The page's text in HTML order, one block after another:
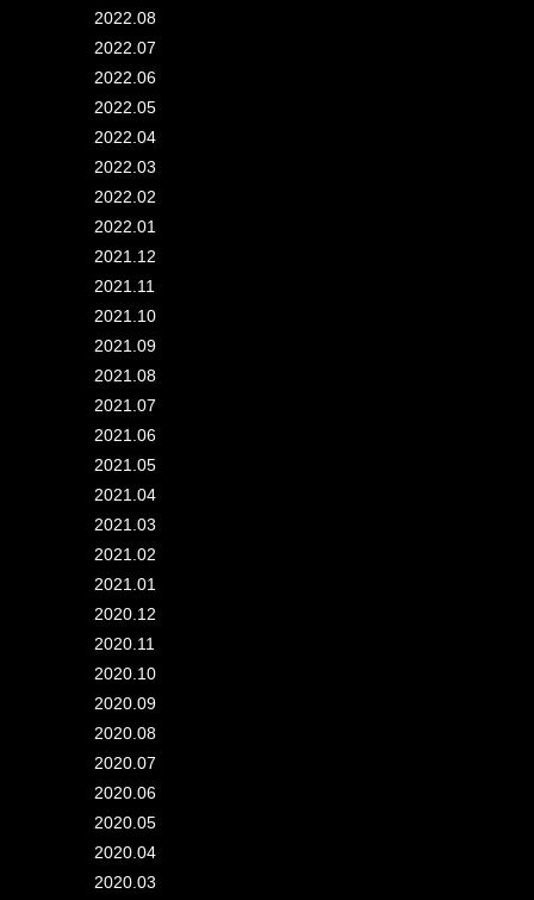
2022.08
2022.07
2022.06
2022.05
2022.04
2022.03
2022.02
2022.01
2021.12
2021.11
2021.10
2021.09
2021.08
2021.07
2021.06
2021.05
2021.04
2021.03
2021.02
2021.01
2020.12
2020.11
2020.10
2020.09
2020.08
2020.07
2020.06
2020.05
2020.04
2020.03